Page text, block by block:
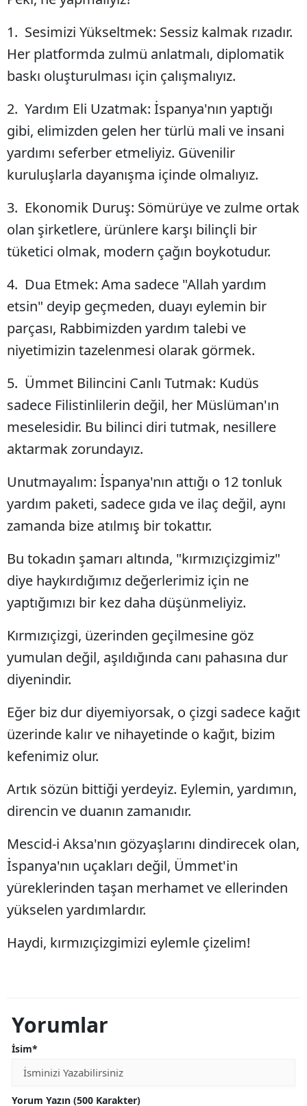
1. Sesimizi Yükseltmek: Sessiz kalmak rızadır.
Her platformda zulmü anlatmalı, diplomatik
baskı oluşturulması için çalışmalıyız.
2. Yardım Eli Uzatmak: İspanya'nın yaptığı
gibi, elimizden gelen her türlü mali ve insani
yardımı seferber etmeliyiz. Güvenilir
kuruluşlarla dayanışma içinde olmalıyız.
3. Ekonomik Duruş: Sömürüye ve zulme ortak
olan şirketlere, ürünlere karşı bilinçli bir
tüketici olmak, modern çağın boykotudur.
4. Dua Etmek: Ama sadece "Allah yardım
etsin" deyip geçmeden, duayı eylemin bir
parçası, Rabbimizden yardım talebi ve
niyetimizin tazelenmesi olarak görmek.
5. Ümmet Bilincini Canlı Tutmak: Kudüs
sadece Filistinlilerin değil, her Müslüman'ın
meselesidir. Bu bilinci diri tutmak, nesillere
aktarmak zorundayız.
Unutmayalım: İspanya'nın attığı o 12 tonluk
yardım paketi, sadece gıda ve ilaç değil, aynı
zamanda bize atılmış bir tokattır.
Bu tokadın şamarı altında, "kırmızıçizgimiz"
diye haykırdığımız değerlerimiz için ne
yaptığımızı bir kez daha düşünmeliyiz.
Kırmızıçizgi, üzerinden geçilmesine göz
yumulan değil, aşıldığında canı pahasına dur
diyenindir.
Eğer biz dur diyemiyorsak, o çizgi sadece kağıt
üzerinde kalır ve nihayetinde o kağıt, bizim
kefenimiz olur.
Artık sözün bittiği yerdeyiz. Eylemin, yardımın,
direncin ve duanın zamanıdır.
Mescid-i Aksa'nın gözyaşlarını dindirecek olan,
İspanya'nın uçakları değil, Ümmet'in
yüreklerinden taşan merhamet ve ellerinden
yükselen yardımlardır.
Haydi, kırmızıçizgimizi eylemle çizelim!
Yorumlar
İsim*
Yorum Yazın (500 Karakter)